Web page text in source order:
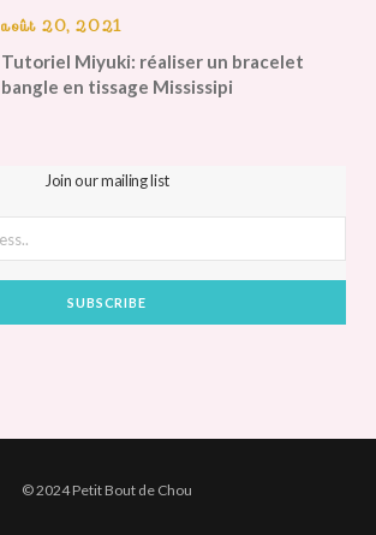
août 20, 2021
Tutoriel Miyuki: réaliser un bracelet
bangle en tissage Mississipi
Join our mailing list
© 2024 Petit Bout de Chou